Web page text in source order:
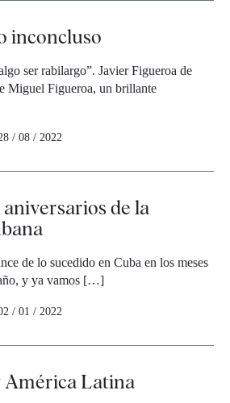
inconcluso
ser rabilargo”. Javier Figueroa de
Miguel Figueroa, un brillante
/ 08 / 2022
de la
de lo sucedido en Cuba en los meses
y ya vamos […]
/ 01 / 2022
Latina